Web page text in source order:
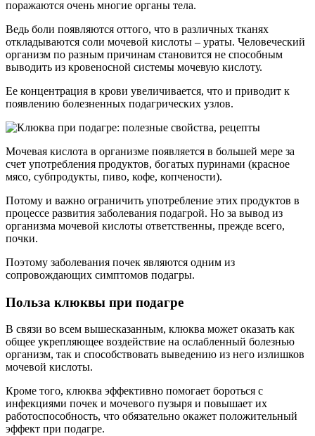
поражаются очень многие органы тела.
Ведь боли появляются оттого, что в различных тканях
откладываются соли мочевой кислоты – ураты. Человеческий
организм по разным причинам становится не способным
выводить из кровеносной системы мочевую кислоту.
Ее концентрация в крови увеличивается, что и приводит к
появлению болезненных подагрических узлов.
Мочевая кислота в организме появляется в большей мере за
счет употребления продуктов, богатых пуринами (красное
мясо, субпродукты, пиво, кофе, копчености).
Потому и важно ограничить употребление этих продуктов в
процессе развития заболевания подагрой. Но за вывод из
организма мочевой кислоты ответственны, прежде всего,
почки.
Поэтому заболевания почек являются одним из
сопровождающих симптомов подагры.
Польза клюквы при подагре
В связи во всем вышесказанным, клюква может оказать как
общее укрепляющее воздействие на ослабленный болезнью
организм, так и способствовать выведению из него излишков
мочевой кислоты.
Кроме того, клюква эффективно помогает бороться с
инфекциями почек и мочевого пузыря и повышает их
работоспособность, что обязательно окажет положительный
эффект при подагре.